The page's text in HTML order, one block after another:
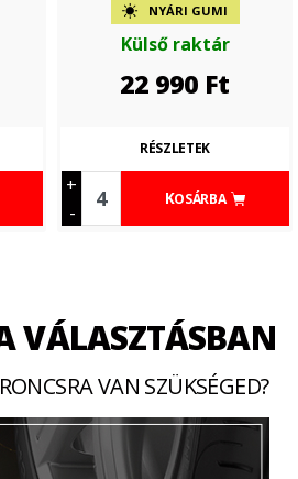
NYÁRI GUMI
Külső raktár
22 990 Ft
+
-
KOSÁRBA
RÉSZLETEK
VÁLASZTÁSBAN
VAN SZÜKSÉGED?